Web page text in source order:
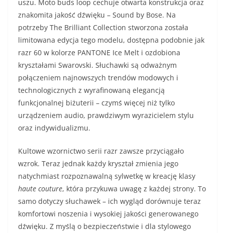
uszu. Moto buds loop cechuje otwarta konstrukcja oraz
znakomita jakość dźwięku – Sound by Bose. Na
potrzeby The Brilliant Collection stworzona została
limitowana edycja tego modelu, dostępna podobnie jak
razr 60 w kolorze PANTONE Ice Melt i ozdobiona
kryształami Swarovski. Słuchawki są odważnym
połączeniem najnowszych trendów modowych i
technologicznych z wyrafinowaną elegancją
funkcjonalnej biżuterii – czymś więcej niż tylko
urządzeniem audio, prawdziwym wyrazicielem stylu
oraz indywidualizmu.
Kultowe wzornictwo serii razr zawsze przyciągało
wzrok. Teraz jednak każdy kryształ zmienia jego
natychmiast rozpoznawalną sylwetkę w kreację klasy
haute couture, która przykuwa uwagę z każdej strony. To
samo dotyczy słuchawek – ich wygląd dorównuje teraz
komfortowi noszenia i wysokiej jakości generowanego
dźwięku. Z myślą o bezpieczeństwie i dla stylowego